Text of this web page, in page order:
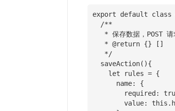
export default class